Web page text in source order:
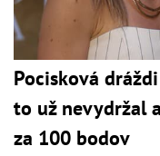
Pocisková
to už nevydržal
za 100 bodov